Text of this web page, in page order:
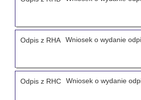
Odpis z RHA Wniosek o wydanie
Odpis z RHC Wniosek o wydanie